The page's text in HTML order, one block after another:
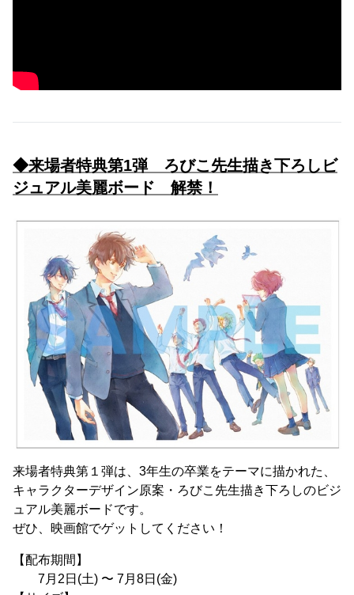
◆来場者特典第1弾 ろびこ先生描き下ろしビ
ジュアル美麗ボード 解禁！
来場者特典第１弾は、3年生の卒業をテーマに描かれた、
キャラクターデザイン原案・ろびこ先生描き下ろしのビジ
ュアル美麗ボードです。
ぜひ、映画館でゲットしてください！
【配布期間】
7月2日(土) 〜 7月8日(金)